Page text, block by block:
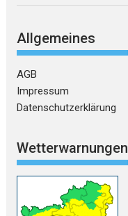
Allgemeines
AGB
Impressum
Datenschutzerklärung
Wetterwarnungen